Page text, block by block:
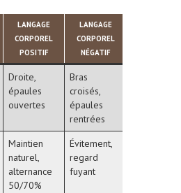
LANGAGE
CORPOREL
POSITIF
LANGAGE
CORPOREL
NÉGATIF
Droite,
épaules
ouvertes
Bras
croisés,
épaules
rentrées
Maintien
naturel,
alternance
50/70%
Évitement,
regard
fuyant